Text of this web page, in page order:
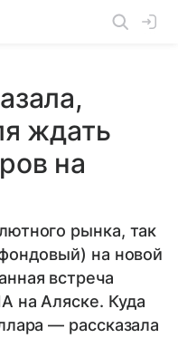
ждать
на
рынка, так
на новой
встреча
на Аляске. Куда
— рассказала